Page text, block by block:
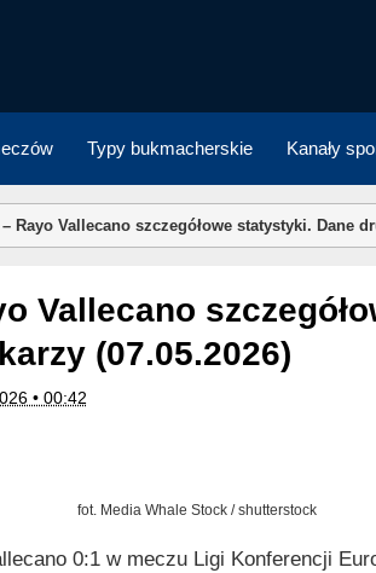
Typy bukmacherskie Kanały
Rayo Vallecano szczegółowe statystyki. Dane
(07.05.2026)
• 00:42
fot. Media Whale Stock / shutterstock
0:1 w meczu Ligi Konferencji